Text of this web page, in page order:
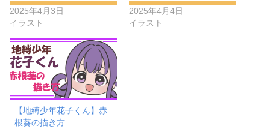
2025年4月3日
イラスト
2025年4月4日
イラスト
【地縛少年花子くん】赤
根葵の描き方